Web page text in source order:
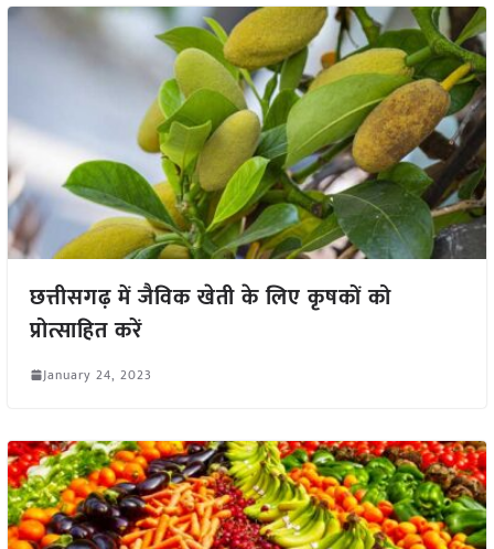
छत्तीसगढ़ में जैविक खेती के लिए कृषकों को
प्रोत्साहित करें
January 24, 2023